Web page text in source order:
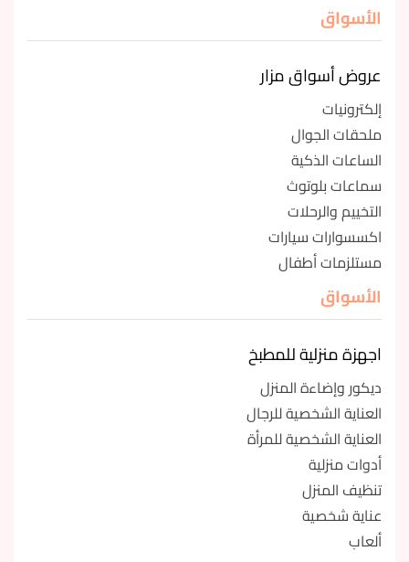
الأسواق
عروض أسواق مزار
إلكترونيات
ملحقات الجوال
الساعات الذكية
سماعات بلوتوث
التخييم والرحلات
اكسسوارات سيارات
مستلزمات أطفال
الأسواق
اجهزة منزلية للمطبخ
ديكور وإضاءة المنزل
العناية الشخصية للرجال
العناية الشخصية للمرأة
أدوات منزلية
تنظيف المنزل
عناية شخصية
ألعاب